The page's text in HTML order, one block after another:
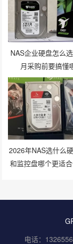
NAS企业硬盘怎么
月采购前要搞懂
2026年NAS选什么
和监控盘哪个更适合
电话：